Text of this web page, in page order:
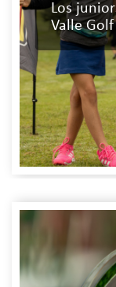
Los
Valle